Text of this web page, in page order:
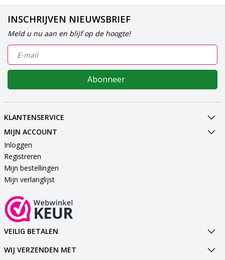
INSCHRIJVEN NIEUWSBRIEF
Meld u nu aan en blijf op de hoogte!
Abonneer
KLANTENSERVICE
MIJN ACCOUNT
Inloggen
Registreren
Mijn bestellingen
Mijn verlanglijst
VEILIG BETALEN
WIJ VERZENDEN MET